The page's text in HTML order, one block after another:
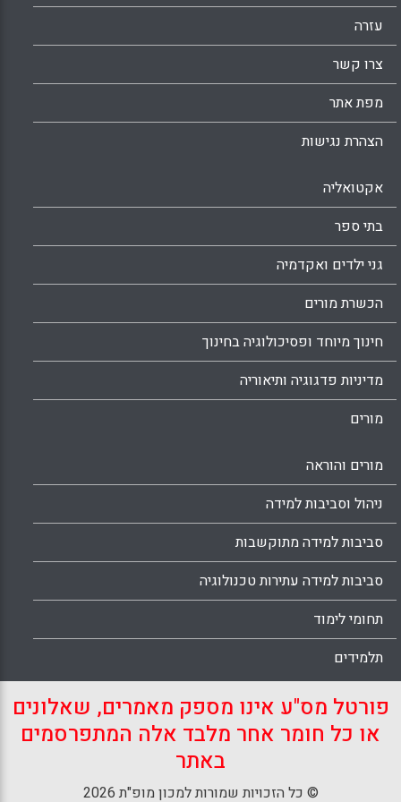
Anastasia; Cheema, Jehanzeb; Ware,
עזרה
צרו קשר
מפת אתר
הצהרת נגישות
אקטואליה
בתי ספר
גני ילדים ואקדמיה
הכשרת מורים
חינוך מיוחד ופסיכולוגיה בחינוך
מדיניות פדגוגיה ותיאוריה
מורים
מורים והוראה
ניהול וסביבות למידה
סביבות למידה מתוקשבות
סביבות למידה עתירות טכנולוגיה
תחומי לימוד
תלמידים
פורטל מס"ע אינו מספק מאמרים, שאלונים
או כל חומר אחר מלבד אלה המתפרסמים
באתר
© כל הזכויות שמורות למכון מופ"ת 2026